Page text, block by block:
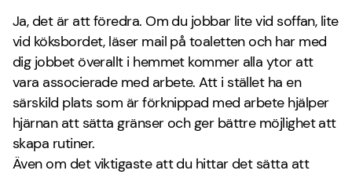
Ja, det är att föredra. Om du jobbar lite vid soffan, lite
vid köksbordet, läser mail på toaletten och har med
dig jobbet överallt i hemmet kommer alla ytor att
vara associerade med arbete. Att i stället ha en
särskild plats som är förknippad med arbete hjälper
hjärnan att sätta gränser och ger bättre möjlighet att
skapa rutiner.
Även om det viktigaste att du hittar det sätta att